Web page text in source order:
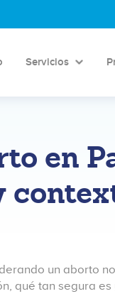
Servicios
en
un aborto
qué tan segura